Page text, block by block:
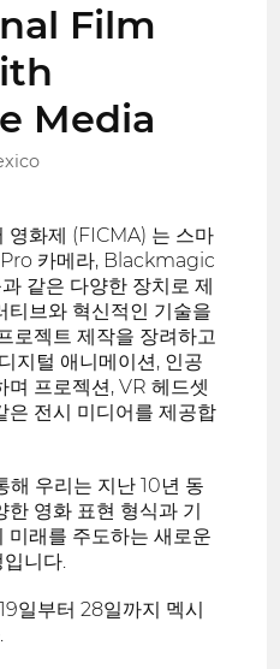
Film
Media
영화제 (FICMA) 는 스마
카메라, Blackmagic
같은 다양한 장치로 제
티브와 혁신적인 기술을
로젝트 제작을 장려하고
지털 애니메이션, 인공
며 프로젝션, VR 헤드셋
은 전시 미디어를 제공합
해 우리는 지난 10년 동
한 영화 표현 형식과 기
미래를 주도하는 새로운
니다.
일부터 28일까지 멕시